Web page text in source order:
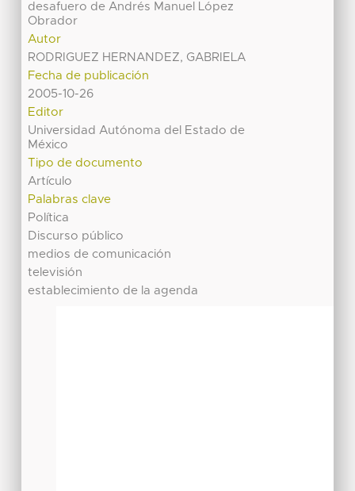
desafuero de Andrés Manuel López
Obrador
Autor
RODRIGUEZ HERNANDEZ, GABRIELA
Fecha de publicación
2005-10-26
Editor
Universidad Autónoma del Estado de
México
Tipo de documento
Artículo
Palabras clave
Política
Discurso público
medios de comunicación
televisión
establecimiento de la agenda